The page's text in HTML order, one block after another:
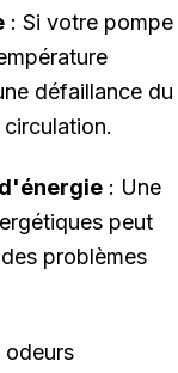
: Si votre pompe
défaillance du
: Une
peut
problèmes
odeurs